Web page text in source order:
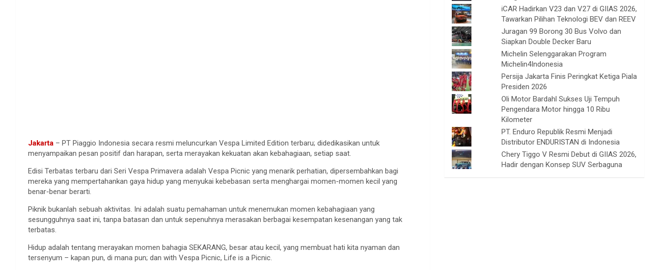
Jakarta – PT Piaggio Indonesia secara resmi meluncurkan Vespa Limited Edition terbaru; didedikasikan untuk
menyampaikan pesan positif dan harapan, serta merayakan kekuatan akan kebahagiaan, setiap saat.
Edisi Terbatas terbaru dari Seri Vespa Primavera adalah Vespa Picnic yang menarik perhatian, dipersembahkan bagi
mereka yang mempertahankan gaya hidup yang menyukai kebebasan serta menghargai momen-momen kecil yang
benar-benar berarti.
Piknik bukanlah sebuah aktivitas. Ini adalah suatu pemahaman untuk menemukan momen kebahagiaan yang
sesungguhnya saat ini, tanpa batasan dan untuk sepenuhnya merasakan berbagai kesempatan kesenangan yang tak
terbatas.
Hidup adalah tentang merayakan momen bahagia SEKARANG, besar atau kecil, yang membuat hati kita nyaman dan
tersenyum – kapan pun, di mana pun; dan with Vespa Picnic, Life is a Picnic.
iCAR Hadirkan V23 dan V27 di GIIAS 2026,
Tawarkan Pilihan Teknologi BEV dan REEV
Juragan 99 Borong 30 Bus Volvo dan
Siapkan Double Decker Baru
Michelin Selenggarakan Program
Michelin4Indonesia
Persija Jakarta Finis Peringkat Ketiga Piala
Presiden 2026
Oli Motor Bardahl Sukses Uji Tempuh
Pengendara Motor hingga 10 Ribu
Kilometer
PT. Enduro Republik Resmi Menjadi
Distributor ENDURISTAN di Indonesia
Chery Tiggo V Resmi Debut di GIIAS 2026,
Hadir dengan Konsep SUV Serbaguna